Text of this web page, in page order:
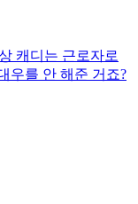
캐디는 근로자로
우를 안 해준 거죠?